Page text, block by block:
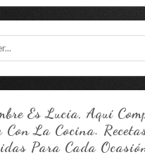
Es Lucía, Aquí
Con La Cocina.
Para Cada